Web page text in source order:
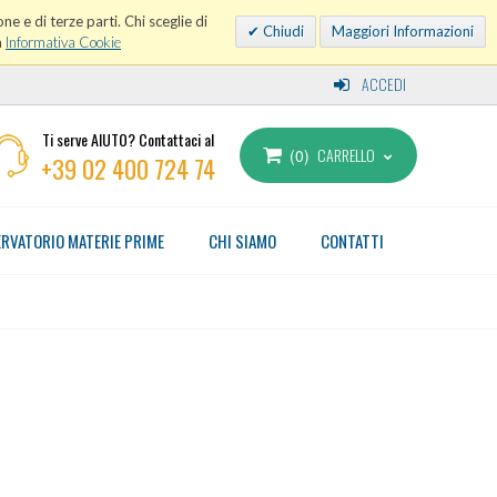
e di terze parti. Chi sceglie di
Informativa Cookie
Chiudi Maggiori Informazioni
ACCEDI
Ti serve AIUTO? Contattaci al
+39 02 400 724 74 0 CARRELLO
CONTATTI
CHI SIAMO
MATERIE PRIME